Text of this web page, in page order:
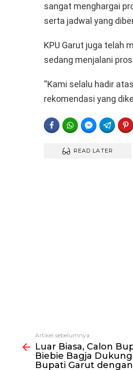
sangat menghargai
serta jadwal yang
KPU Garut juga telah
sedang menjalani
“Kami selalu hadir
rekomendasi yang
FACEBOOKWHATSAPP
READ LATER
Lihat
selengkapnya
Artikel sebelumnya
Luar Biasa, Calon
Biebie Bagja
Bupati Garut